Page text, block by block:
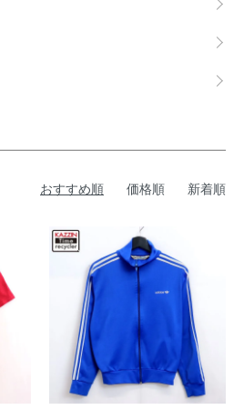
おすすめ順 価格順 新着順